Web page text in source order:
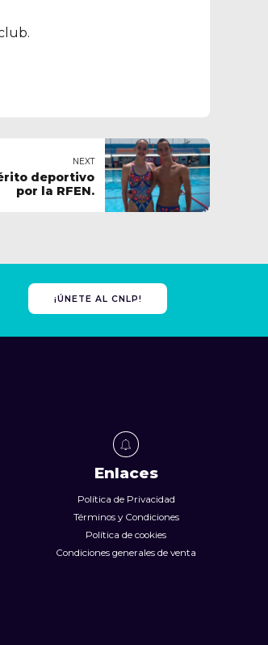
NEXT
deportivo
por la RFEN.
¡ÚNETE AL CNLP!
Enlaces
Política de Privacidad
Términos y Condiciones
Política de cookies
Condiciones generales de venta